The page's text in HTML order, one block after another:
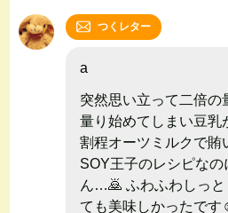
つくレター
a
突然思い立って二倍の
量り始めてしまい豆乳
割程オーツミルクで賄
SOY王子のレシピなの
ん…🙇 ふわふわしっと
ても美味しかったです